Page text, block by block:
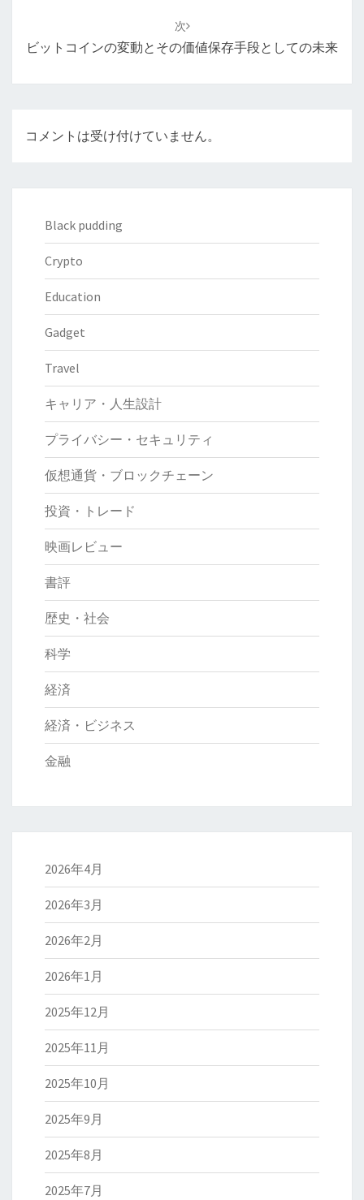
ョ
次
ビットコインの変動とその価値保存手段としての未来
コメントは受け付けていません。
Black pudding
Crypto
Education
Gadget
Travel
キャリア・人生設計
プライバシー・セキュリティ
仮想通貨・ブロックチェーン
投資・トレード
映画レビュー
書評
歴史・社会
科学
経済
経済・ビジネス
金融
2026年4月
2026年3月
2026年2月
2026年1月
2025年12月
2025年11月
2025年10月
2025年9月
2025年8月
2025年7月